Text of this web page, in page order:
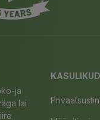
ja
lai